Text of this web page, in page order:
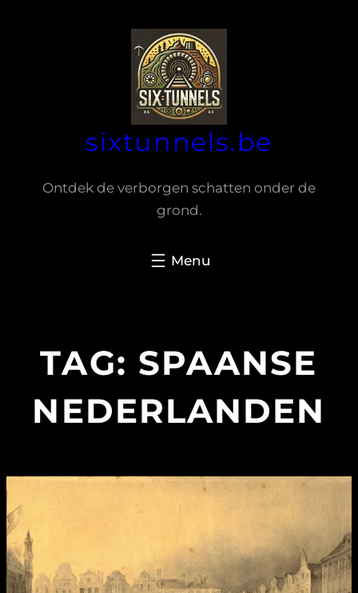
sixtunnels.be
Ontdek de verborgen schatten onder de
grond.
TAG: SPAANSE
NEDERLANDEN